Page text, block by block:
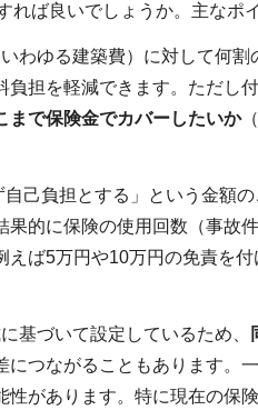
ば良いでしょうか。主なポ
わゆる建築費）に対して何
担を軽減できます。ただし
まで保険金でカバーしたいか
己負担とする」という金額
的に保険の使用回数（事故
ば5万円や10万円の免責を
基づいて設定しているため、
つながることもあります。
があります。特に現在の保